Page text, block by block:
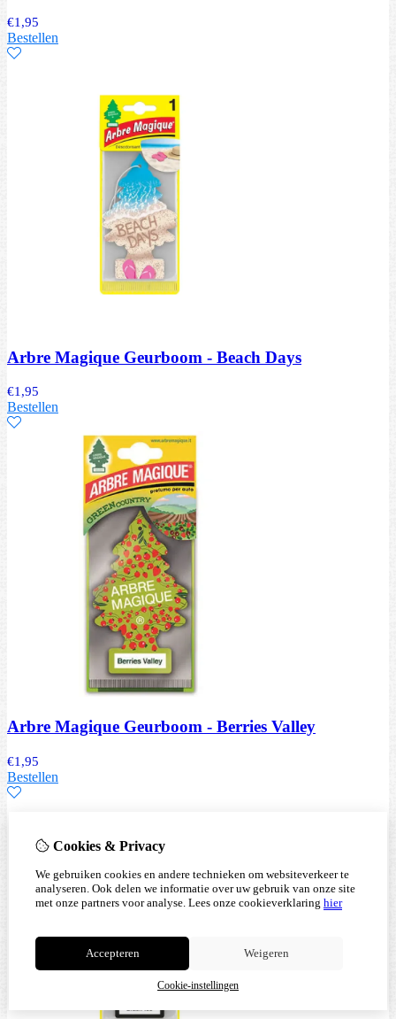
€1,95
Bestellen
Arbre Magique Geurboom - Beach Days
€1,95
Bestellen
Arbre Magique Geurboom - Berries Valley
€1,95
Bestellen
Cookies & Privacy
We gebruiken cookies en andere technieken om websiteverkeer te
analyseren. Ook delen we informatie over uw gebruik van onze site
met onze partners voor analyse. Lees onze cookieverklaring hier
Accepteren Weigeren
Cookie-instellingen